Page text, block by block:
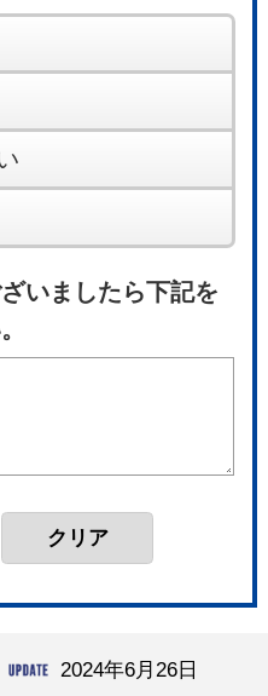
いましたら下記を
2024年6月26日